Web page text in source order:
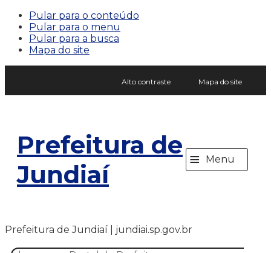
Pular para o conteúdo
Pular para o menu
Pular para a busca
Mapa do site
Alto contraste Mapa do site
Prefeitura de
Jundiaí
≡ Menu
Prefeitura de Jundiaí | jundiai.sp.gov.br